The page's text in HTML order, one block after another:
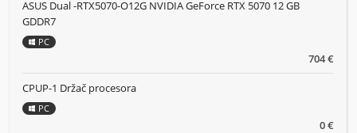
704 €
ASUS Dual -RTX5070-O12G NVIDIA GeForce RTX 5070 12 GB
GDDR7
PC
0 €
CPUP-1 Držač procesora
PC